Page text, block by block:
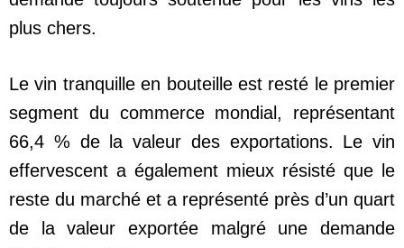
plus chers.
Le vin tranquille en bouteille est resté le premier
segment du commerce mondial, représentant
66,4 % de la valeur des exportations. Le vin
effervescent a également mieux résisté que le
reste du marché et a représenté près d’un quart
de la valeur exportée malgré une demande